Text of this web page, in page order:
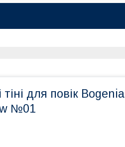
для повік Bogenia
№01